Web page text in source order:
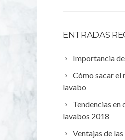
ENTRADAS
Importancia
Cómo sacar
lavabo
Tendencias en
lavabos 2018
Ventajas de